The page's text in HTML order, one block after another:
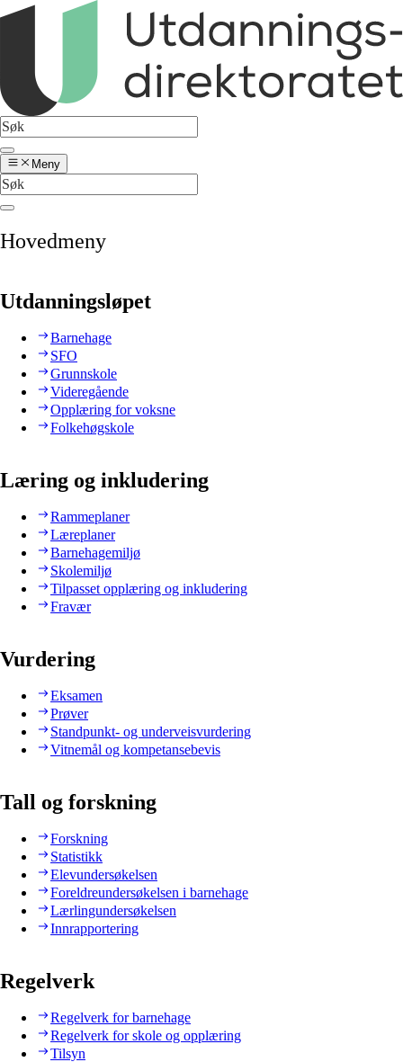
Meny
Hovedmeny
Utdanningsløpet
Barnehage
SFO
Grunnskole
Videregående
Opplæring for voksne
Folkehøgskole
Læring og inkludering
Rammeplaner
Læreplaner
Barnehagemiljø
Skolemiljø
Tilpasset opplæring og inkludering
Fravær
Vurdering
Eksamen
Prøver
Standpunkt- og underveisvurdering
Vitnemål og kompetansebevis
Tall og forskning
Forskning
Statistikk
Elevundersøkelsen
Foreldreundersøkelsen i barnehage
Lærlingundersøkelsen
Innrapportering
Regelverk
Regelverk for barnehage
Regelverk for skole og opplæring
Tilsyn